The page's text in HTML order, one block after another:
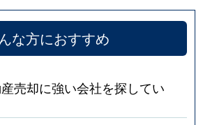
な方におすすめ
売却に強い会社を探してい